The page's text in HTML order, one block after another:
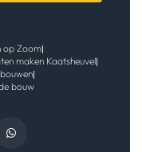
op Zoom|
maken Kaatsheuvel|
|
bouw